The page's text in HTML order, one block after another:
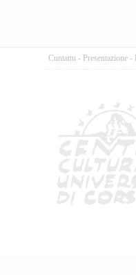
Cuntattu - Presentazione -